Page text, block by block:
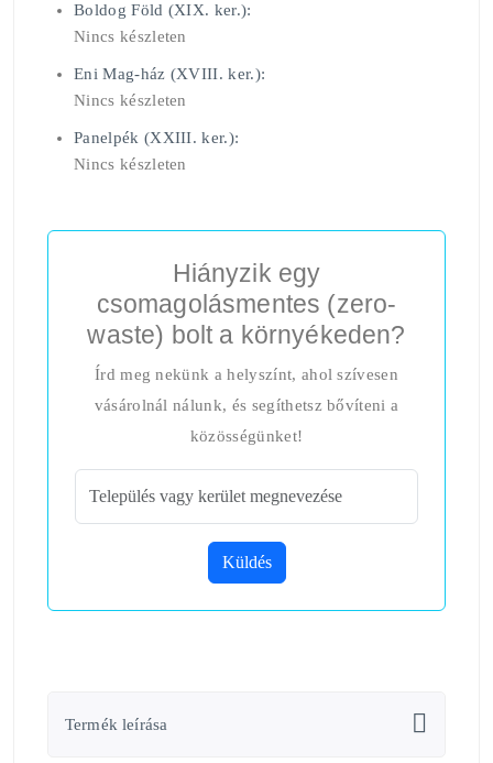
Boldog Föld (XIX. ker.):
Nincs készleten
Eni Mag-ház (XVIII. ker.):
Nincs készleten
Panelpék (XXIII. ker.):
Nincs készleten
Hiányzik egy
csomagolásmentes (zero-
waste) bolt a környékeden?
Írd meg nekünk a helyszínt, ahol szívesen
vásárolnál nálunk, és segíthetsz bővíteni a
közösségünket!
Küldés
Termék leírása